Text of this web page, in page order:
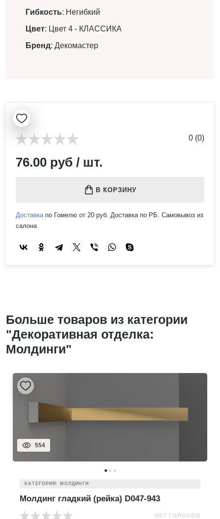
Гибкость: Негибкий
Цвет: Цвет 4 - КЛАССИКА
Бренд: Декомастер
0 (0)
76.00 руб / шт.
В КОРЗИНУ
Доставкапо Гомелю от 20 руб. Доставка по РБ. Самовывоз из
салона
Больше товаров из категории
"Декоративная отделка:
Молдинги"
554
КАТЕГОРИЯ: МОЛДИНГИ
Молдинг гладкий (рейка) D047-943
НЕТ ГОЛОСОВ